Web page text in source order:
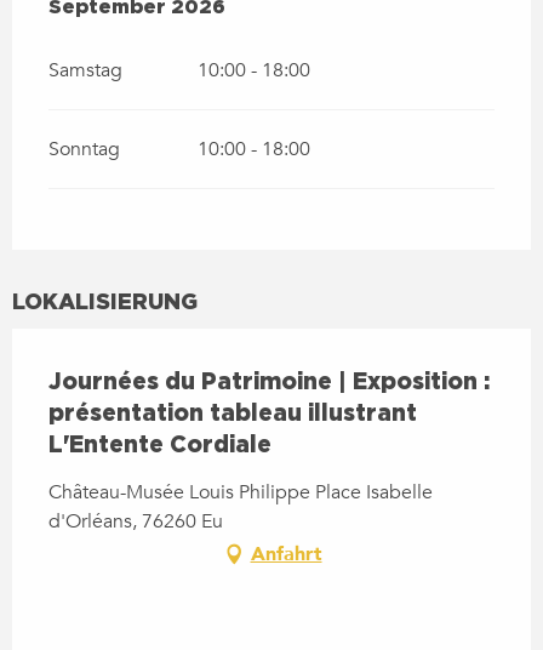
September 2026
Samstag 10:00 - 18:00
Sonntag 10:00 - 18:00
LOKALISIERUNG
Journées du Patrimoine | Exposition :
présentation tableau illustrant
L'Entente Cordiale
Château-Musée Louis Philippe Place Isabelle
d'Orléans, 76260 Eu
Anfahrt